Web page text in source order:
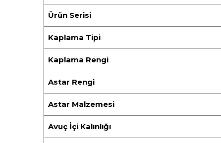
Ürün Serisi
Kaplama Tipi
Kaplama Rengi
Astar Rengi
Astar Malzemesi
Avuç İçi Kalınlığı